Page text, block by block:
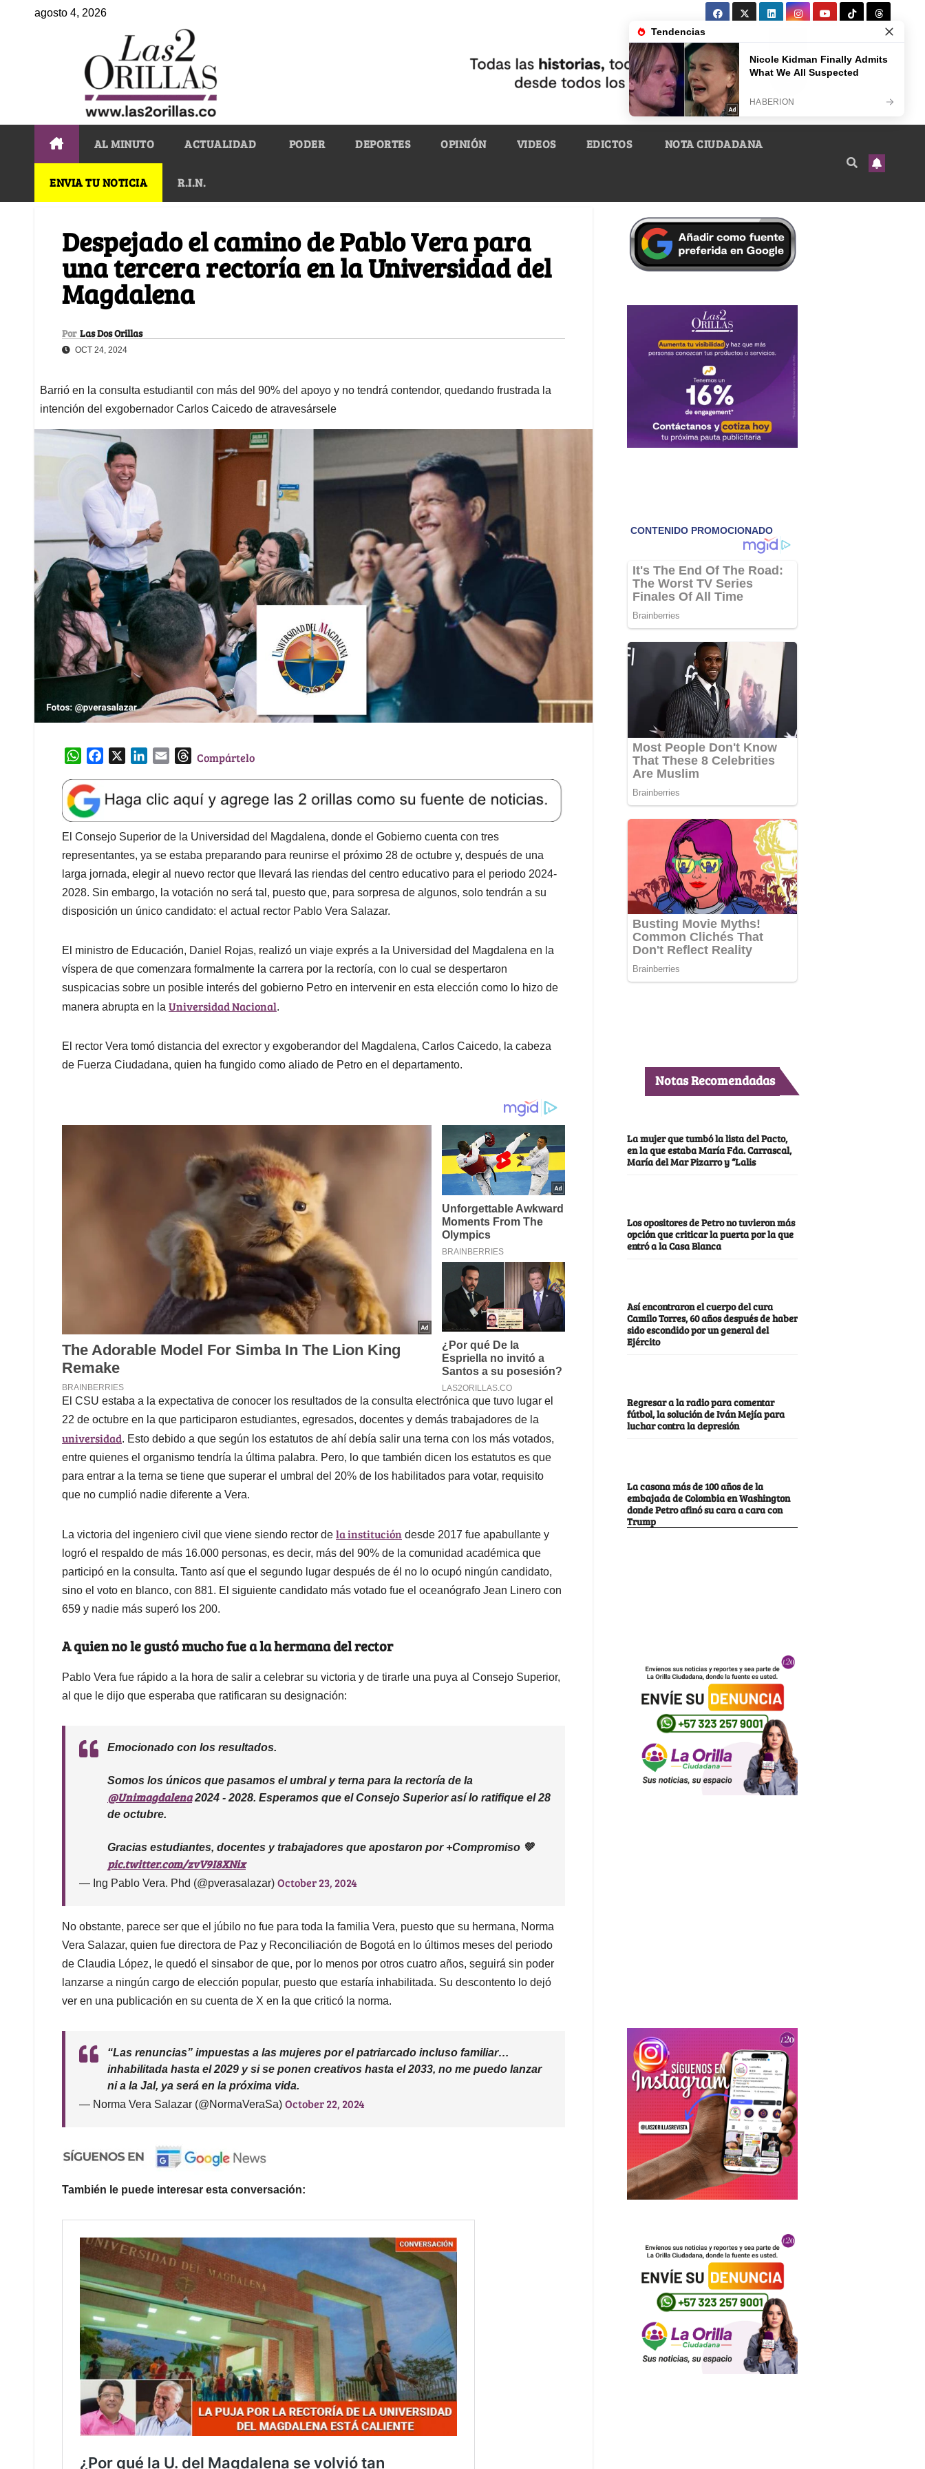
agosto 4, 2026
AL MINUTO ACTUALIDAD PODER DEPORTES OPINIÓN VIDEOS EDICTOS NOTA CIUDADANA
ENVIA TU NOTICIA R.I.N.
Despejado el camino de Pablo Vera para
una tercera rectoría en la Universidad del
Magdalena
Por Las Dos Orillas
OCT 24, 2024
Barrió en la consulta estudiantil con más del 90% del apoyo y no tendrá contendor, quedando frustrada la
intención del exgobernador Carlos Caicedo de atravesársele
W
a
t
s
A
p
p
e
b
o
o
k
k
e
d
I
n
l
T
e
a
d
s
Compártelo
El Consejo Superior de la Universidad del Magdalena, donde el Gobierno cuenta con tres
representantes, ya se estaba preparando para reunirse el próximo 28 de octubre y, después de una
larga jornada, elegir al nuevo rector que llevará las riendas del centro educativo para el periodo 2024-
2028. Sin embargo, la votación no será tal, puesto que, para sorpresa de algunos, solo tendrán a su
disposición un único candidato: el actual rector Pablo Vera Salazar.
El ministro de Educación, Daniel Rojas, realizó un viaje exprés a la Universidad del Magdalena en la
víspera de que comenzara formalmente la carrera por la rectoría, con lo cual se despertaron
suspicacias sobre un posible interés del gobierno Petro en intervenir en esta elección como lo hizo de
manera abrupta en la Universidad Nacional.
El rector Vera tomó distancia del exrector y exgoberandor del Magdalena, Carlos Caicedo, la cabeza
de Fuerza Ciudadana, quien ha fungido como aliado de Petro en el departamento.
El CSU estaba a la expectativa de conocer los resultados de la consulta electrónica que tuvo lugar el
22 de octubre en la que participaron estudiantes, egresados, docentes y demás trabajadores de la
universidad. Esto debido a que según los estatutos de ahí debía salir una terna con los más votados,
entre quienes el organismo tendría la última palabra. Pero, lo que también dicen los estatutos es que
para entrar a la terna se tiene que superar el umbral del 20% de los habilitados para votar, requisito
que no cumplió nadie diferente a Vera.
La victoria del ingeniero civil que viene siendo rector de la institución desde 2017 fue apabullante y
logró el respaldo de más 16.000 personas, es decir, más del 90% de la comunidad académica que
participó en la consulta. Tanto así que el segundo lugar después de él no lo ocupó ningún candidato,
sino el voto en blanco, con 881. El siguiente candidato más votado fue el oceanógrafo Jean Linero con
659 y nadie más superó los 200.
A quien no le gustó mucho fue a la hermana del rector
Pablo Vera fue rápido a la hora de salir a celebrar su victoria y de tirarle una puya al Consejo Superior,
al que le dijo que esperaba que ratificaran su designación:
Emocionado con los resultados.
Somos los únicos que pasamos el umbral y terna para la rectoría de la
@Unimagdalena2024 - 2028. Esperamos que el Consejo Superior así lo ratifique el 28
de octubre.
Gracias estudiantes, docentes y trabajadores que apostaron por +Compromiso 💚
pic.twitter.com/zvV9I8XNix
— Ing Pablo Vera. Phd (@pverasalazar) October 23, 2024
No obstante, parece ser que el júbilo no fue para toda la familia Vera, puesto que su hermana, Norma
Vera Salazar, quien fue directora de Paz y Reconciliación de Bogotá en lo últimos meses del periodo
de Claudia López, le quedó el sinsabor de que, por lo menos por otros cuatro años, seguirá sin poder
lanzarse a ningún cargo de elección popular, puesto que estaría inhabilitada. Su descontento lo dejó
ver en una publicación en su cuenta de X en la que criticó la norma.
“Las renuncias” impuestas a las mujeres por el patriarcado incluso familiar…
inhabilitada hasta el 2029 y si se ponen creativos hasta el 2033, no me puedo lanzar
ni a la Jal, ya será en la próxima vida.
— Norma Vera Salazar (@NormaVeraSa) October 22, 2024
También le puede interesar esta conversación:
Notas Recomendadas
La mujer que tumbó la lista del Pacto,
en la que estaba María Fda. Carrascal,
María del Mar Pizarro y “Lalis
Los opositores de Petro no tuvieron más
opción que criticar la puerta por la que
entró a la Casa Blanca
Así encontraron el cuerpo del cura
Camilo Torres, 60 años después de haber
sido escondido por un general del
Ejército
Regresar a la radio para comentar
fútbol, la solución de Iván Mejía para
luchar contra la depresión
La casona más de 100 años de la
embajada de Colombia en Washington
donde Petro afinó su cara a cara con
Trump